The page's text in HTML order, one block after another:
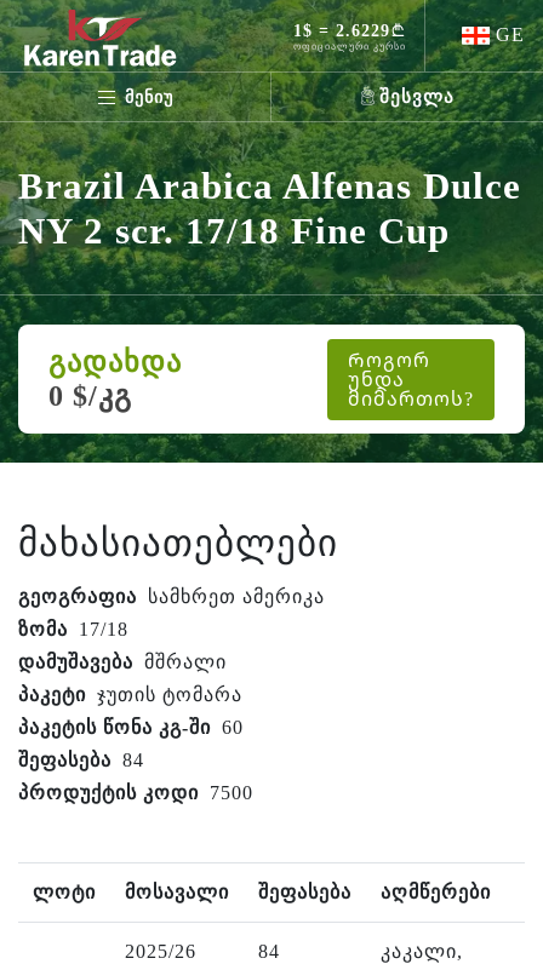
მენიუ
1$ = 2.6229
ოფიციალური კურსი
GE
შესვლა
Brazil Arabica Alfenas Dulce
NY 2 scr. 17/18 Fine Cup
გადახდა
0 $/კგ
Როგორ
უნდა
მიმართოს?
მახასიათებლები
გეოგრაფია
სამხრეთ ამერიკა
ზომა
17/18
დამუშავება მშრალი
პაკეტი ჯუთის ტომარა
პაკეტის წონა კგ-ში 60
შეფასება 84
პროდუქტის კოდი 7500
ლოტი მოსავალი შეფასება აღმწერები
2025/26 84
კაკალი,